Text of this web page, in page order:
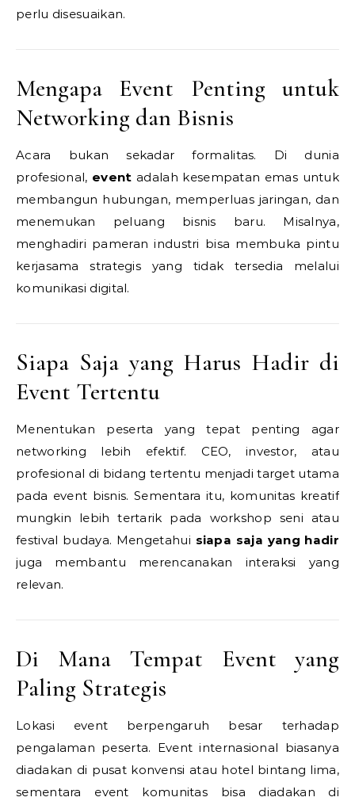
perlu disesuaikan.
Mengapa Event Penting untuk
Networking dan Bisnis
Acara bukan sekadar formalitas. Di dunia
profesional, event adalah kesempatan emas untuk
membangun hubungan, memperluas jaringan, dan
menemukan peluang bisnis baru. Misalnya,
menghadiri pameran industri bisa membuka pintu
kerjasama strategis yang tidak tersedia melalui
komunikasi digital.
Siapa Saja yang Harus Hadir di
Event Tertentu
Menentukan peserta yang tepat penting agar
networking lebih efektif. CEO, investor, atau
profesional di bidang tertentu menjadi target utama
pada event bisnis. Sementara itu, komunitas kreatif
mungkin lebih tertarik pada workshop seni atau
festival budaya. Mengetahui siapa saja yang hadir
juga membantu merencanakan interaksi yang
relevan.
Di Mana Tempat Event yang
Paling Strategis
Lokasi event berpengaruh besar terhadap
pengalaman peserta. Event internasional biasanya
diadakan di pusat konvensi atau hotel bintang lima,
sementara event komunitas bisa diadakan di